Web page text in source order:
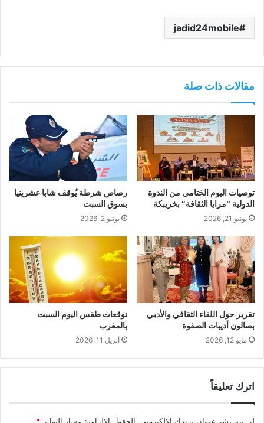
jadid24mobile
مقالات ذات صلة
توصيات اليوم الختامي من الندوة
الدولية “مرايا الثقافة” بخريبكة
يونيو 21, 2026
رصاص شرطة يُوقف شابا عشرينيا
بسوق السبت
يونيو 2, 2026
تقرير حول اللقاء الثقافي والأدبي
بصالون أديبات الصفوة
مايو 12, 2026
توقعات طقس اليوم السبت
بالمغرب
أبريل 11, 2026
اترك تعليقاً